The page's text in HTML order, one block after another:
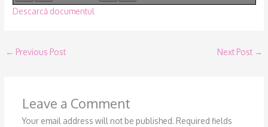
Descarcă documentul
← Previous Post Next Post →
Leave a Comment
Your email address will not be published. Required fields